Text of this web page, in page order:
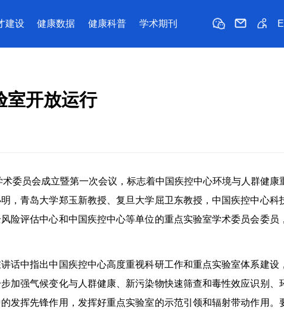
建设 健康数据 健康科普 学术期刊
室开放运行
委员会成立暨第一次会议，标志着中国疾控中心环境与人群健康
，青岛大学郑玉新教授、复旦大学屈卫东教授，中国疾控中心科
险评估中心和中国疾控中心等单位的重点实验室学术委员会委员
话中指出中国疾控中心高度重视科研工作和重点实验室体系建设
加强气候变化与人群健康、新污染物快速筛查和毒性效应识别、
发挥先锋作用，发挥好重点实验室的示范引领和辐射带动作用。